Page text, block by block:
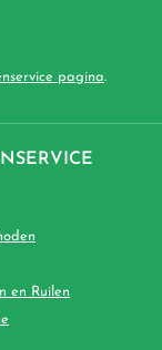
pagina.
en Ruilen